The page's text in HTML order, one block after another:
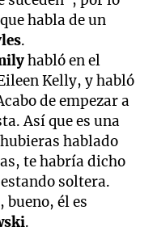
habla de un
.
habló en el
Kelly, y habló
de empezar a
Así que es una
hablado
te habría dicho
soltera.
bueno, él es
.